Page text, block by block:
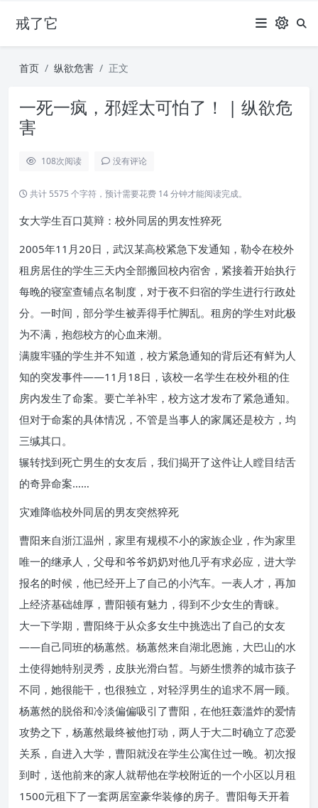
戒了它
首页 纵欲危害 正文
一死一疯，邪婬太可怕了！ | 纵欲危
害
108次阅读 没有评论
共计 5575 个字符，预计需要花费 14 分钟才能阅读完成。
女大学生百口莫辩：校外同居的男友性猝死
2005年11月20日，武汉某高校紧急下发通知，勒令在校外
租房居住的学生三天内全部搬回校内宿舍，紧接着开始执行
每晚的寝室查铺点名制度，对于夜不归宿的学生进行行政处
分。一时间，部分学生被弄得手忙脚乱。租房的学生对此极
为不满，抱怨校方的心血来潮。
满腹牢骚的学生并不知道，校方紧急通知的背后还有鲜为人
知的突发事件——11月18日，该校一名学生在校外租的住
房内发生了命案。要亡羊补牢，校方这才发布了紧急通知。
但对于命案的具体情况，不管是当事人的家属还是校方，均
三缄其口。
辗转找到死亡男生的女友后，我们揭开了这件让人瞠目结舌
的奇异命案……
灾难降临校外同居的男友突然猝死
曹阳来自浙江温州，家里有规模不小的家族企业，作为家里
唯一的继承人，父母和爷爷奶奶对他几乎有求必应，进大学
报名的时候，他已经开上了自己的小汽车。一表人才，再加
上经济基础雄厚，曹阳顿有魅力，得到不少女生的青睐。
大一下学期，曹阳终于从众多女生中挑选出了自己的女友
——自己同班的杨蕙然。杨蕙然来自湖北恩施，大巴山的水
土使得她特别灵秀，皮肤光滑白皙。与娇生惯养的城市孩子
不同，她很能干，也很独立，对轻浮男生的追求不屑一顾。
杨蕙然的脱俗和冷淡偏偏吸引了曹阳，在他狂轰滥炸的爱情
攻势之下，杨蕙然最终被他打动，两人于大二时确立了恋爱
关系，自进入大学，曹阳就没在学生公寓住过一晚。初次报
到时，送他前来的家人就帮他在学校附近的一个小区以月租
1500元租下了一套两居室豪华装修的房子。曹阳每天开着